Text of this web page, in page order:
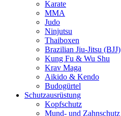
Karate
MMA
Judo
Ninjutsu
Thaiboxen
Brazilian Jiu-Jitsu (BJJ)
Kung Fu & Wu Shu
Krav Maga
Aikido & Kendo
Budogürtel
Schutzausrüstung
Kopfschutz
Mund- und Zahnschutz